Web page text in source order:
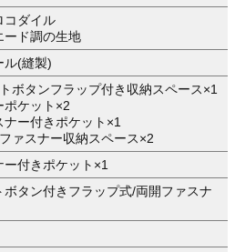
コダイル
ード調の生地
ル(縫製)
ボタンフラップ付き収納スペース×1
ケット×2
ー付きポケット×1
ァスナー収納スペース×2
ー付きポケット×1
ボタン付きフラップ式/両開ファスナ